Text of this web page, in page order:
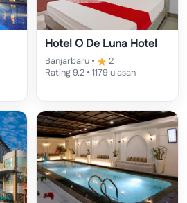
Hotel O De Luna Hotel
Banjarbaru •
2
Rating 9.2 • 1179 ulasan